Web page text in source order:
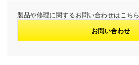
製品や修理に関するお問い合わせはこちら
お問い合わせ